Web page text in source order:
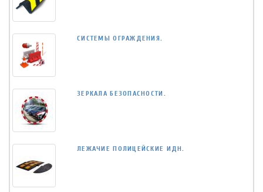
СИСТЕМЫ ОГРАЖДЕНИЯ.
ЗЕРКАЛА БЕЗОПАСНОСТИ.
ЛЕЖАЧИЕ ПОЛИЦЕЙСКИЕ ИДН.